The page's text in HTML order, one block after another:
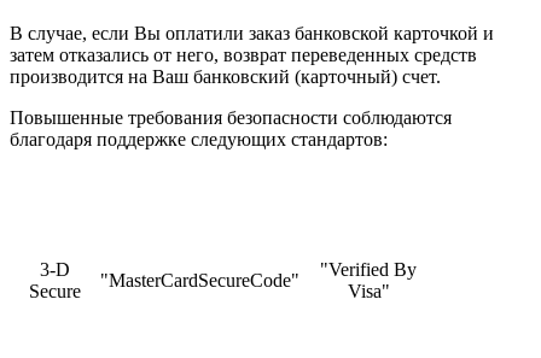
В случае, если Вы оплатили заказ банковской карточкой и
затем отказались от него, возврат переведенных средств
производится на Ваш банковский (карточный) счет.
Повышенные требования безопасности соблюдаются
благодаря поддержке следующих стандартов:
3-D
Secure
"MasterCardSecureCode"
"Verified By
Visa"